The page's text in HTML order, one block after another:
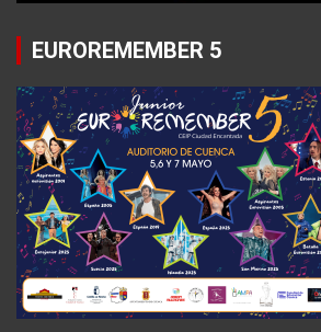
EUROREMEMBER 5